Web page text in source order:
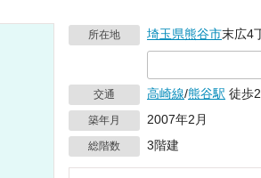
所在地 埼玉県熊谷市末広4
交通 高崎線/熊谷駅 徒歩
築年月 2007年2月
総階数 3階建